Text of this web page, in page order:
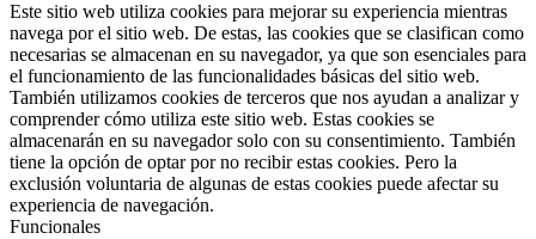
Este sitio web utiliza cookies para mejorar su experiencia mientras
navega por el sitio web. De estas, las cookies que se clasifican como
necesarias se almacenan en su navegador, ya que son esenciales para
el funcionamiento de las funcionalidades básicas del sitio web.
También utilizamos cookies de terceros que nos ayudan a analizar y
comprender cómo utiliza este sitio web. Estas cookies se
almacenarán en su navegador solo con su consentimiento. También
tiene la opción de optar por no recibir estas cookies. Pero la
exclusión voluntaria de algunas de estas cookies puede afectar su
experiencia de navegación.
Funcionales